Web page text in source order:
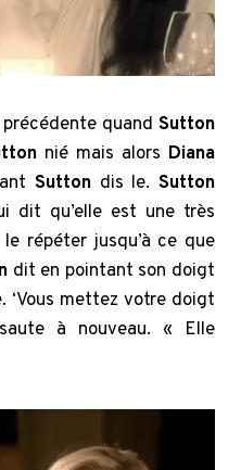
quand Sutton
nié mais alors Diana
Suttondis le. Sutton
dit qu’elle est une très
répéter jusqu’à ce que
dit en pointant son doigt
‘Vous mettez votre doigt
saute à nouveau. « Elle